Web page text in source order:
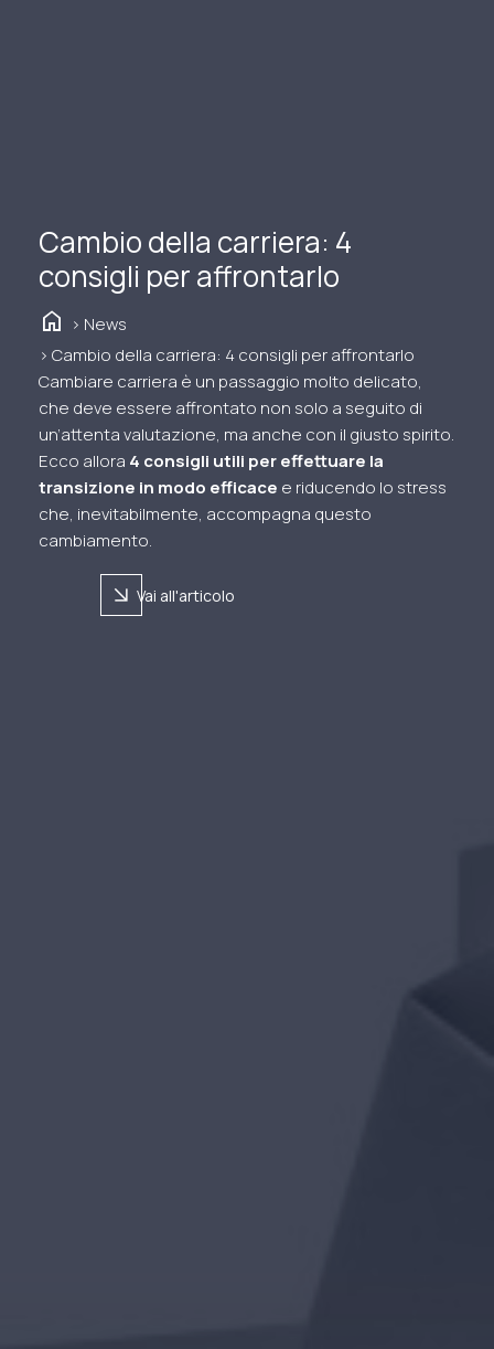
Cambio della carriera: 4
consigli per affrontarlo
home > News
> Cambio della carriera: 4 consigli per affrontarlo
Cambiare carriera è un passaggio molto delicato,
che deve essere affrontato non solo a seguito di
un’attenta valutazione, ma anche con il giusto spirito.
Ecco allora 4 consigli utili per effettuare la
transizione in modo efficace e riducendo lo stress
che, inevitabilmente, accompagna questo
cambiamento.
arrow_forwardVai all'articolo